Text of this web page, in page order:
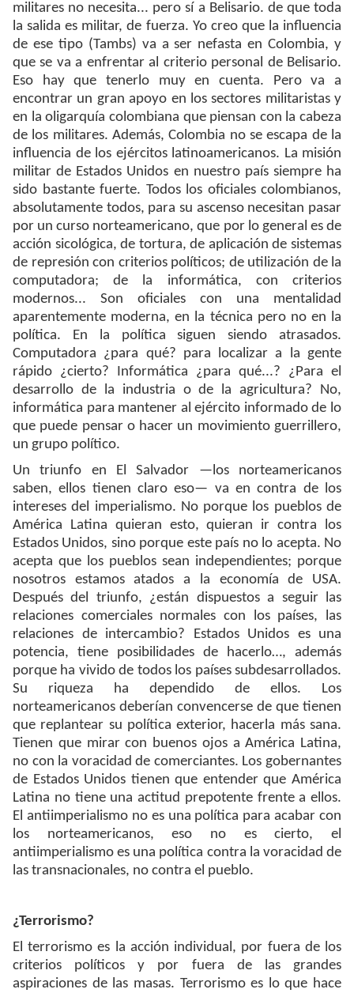
militares no necesita... pero sí a Belisario. de que toda
la salida es militar, de fuerza. Yo creo que la influencia
de ese tipo (Tambs) va a ser nefasta en Colombia, y
que se va a enfrentar al criterio personal de Belisario.
Eso hay que tenerlo muy en cuenta. Pero va a
encontrar un gran apoyo en los sectores militaristas y
en la oligarquía colombiana que piensan con la cabeza
de los militares. Además, Colombia no se escapa de la
influencia de los ejércitos latinoamericanos. La misión
militar de Estados Unidos en nuestro país siempre ha
sido bastante fuerte. Todos los oficiales colombianos,
absolutamente todos, para su ascenso necesitan pasar
por un curso norteamericano, que por lo general es de
acción sicológica, de tortura, de aplicación de sistemas
de represión con criterios políticos; de utilización de la
computadora; de la informática, con criterios
modernos... Son oficiales con una mentalidad
aparentemente moderna, en la técnica pero no en la
política. En la política siguen siendo atrasados.
Computadora ¿para qué? para localizar a la gente
rápido ¿cierto? Informática ¿para qué...? ¿Para el
desarrollo de la industria o de la agricultura? No,
informática para mantener al ejército informado de lo
que puede pensar o hacer un movimiento guerrillero,
un grupo político.
Un triunfo en El Salvador —los norteamericanos
saben, ellos tienen claro eso— va en contra de los
intereses del imperialismo. No porque los pueblos de
América Latina quieran esto, quieran ir contra los
Estados Unidos, sino porque este país no lo acepta. No
acepta que los pueblos sean independientes; porque
nosotros estamos atados a la economía de USA.
Después del triunfo, ¿están dispuestos a seguir las
relaciones comerciales normales con los países, las
relaciones de intercambio? Estados Unidos es una
potencia, tiene posibilidades de hacerlo…, además
porque ha vivido de todos los países subdesarrollados.
Su riqueza ha dependido de ellos. Los
norteamericanos deberían convencerse de que tienen
que replantear su política exterior, hacerla más sana.
Tienen que mirar con buenos ojos a América Latina,
no con la voracidad de comerciantes. Los gobernantes
de Estados Unidos tienen que entender que América
Latina no tiene una actitud prepotente frente a ellos.
El antiimperialismo no es una política para acabar con
los norteamericanos, eso no es cierto, el
antiimperialismo es una política contra la voracidad de
las transnacionales, no contra el pueblo.
¿Terrorismo?
El terrorismo es la acción individual, por fuera de los
criterios políticos y por fuera de las grandes
aspiraciones de las masas. Terrorismo es lo que hace